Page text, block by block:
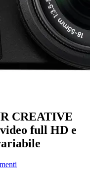
CREATIVE
full HD e